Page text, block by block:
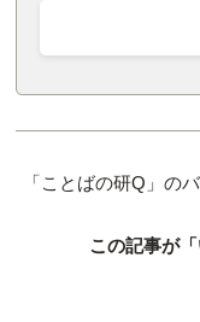
「ことばの研Q」の
この記事が